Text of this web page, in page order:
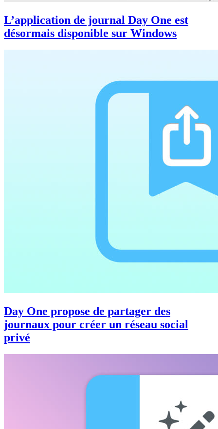
L’application de journal Day One est
désormais disponible sur Windows
Day One propose de partager des
journaux pour créer un réseau social
privé